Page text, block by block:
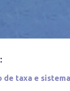
de taxa e